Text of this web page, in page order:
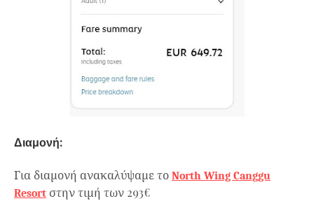
Διαμονή:
Για διαμονή ανακαλύψαμε το North Wing Canggu
Resort στην τιμή των 293€